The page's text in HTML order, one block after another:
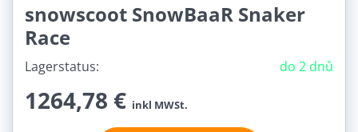
snowscoot SnowBaaR Snaker
Race
Lagerstatus: do 2 dnů
1264,78 € inkl MWSt.